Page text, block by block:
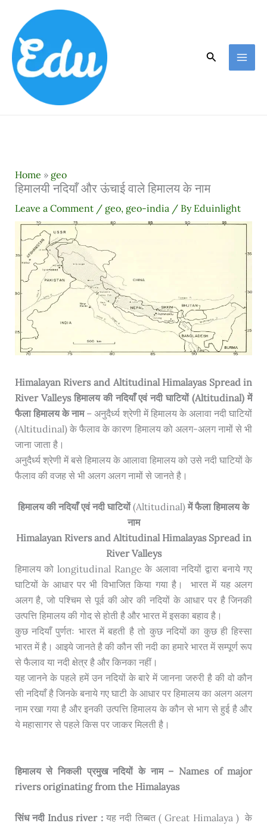
content
Search
Home » geo
हिमालयी नदियाँ और ऊंचाई वाले हिमालय के नाम
Leave a Comment / geo, geo-india/ By Eduinlight
Himalayan Rivers and Altitudinal Himalayas Spread in
River Valleys हिमालय की नदियाँ एवं नदी घाटियों (Altitudinal) में
फैला हिमालय के नाम– अनुदैर्ध्य श्रेणी में हिमालय के अलावा नदी घाटियों
(Altitudinal) के फैलाव के कारण हिमालय को अलग-अलग नामों से भी
जाना जाता है।
अनुदैर्ध्य श्रेणी में बसे हिमालय के आलावा हिमालय को उसे नदी घाटियों के
फैलाव की वजह से भी अलग अलग नामों से जानते है।
हिमालय की नदियाँ एवं नदी घाटियों(Altitudinal) में फैला हिमालय के
नाम
Himalayan Rivers and Altitudinal Himalayas Spread in
River Valleys
हिमालय को longitudinal Range के अलावा नदियों द्वारा बनाये गए
घाटियों के आधार पर भी विभाजित किया गया है। भारत में यह अलग
अलग है, जो पश्चिम से पूर्व की ओर की नदियों के आधार पर है जिनकी
उत्पत्ति हिमालय की गोद से होती है और भारत में इसका बहाव है।
कुछ नदियाँ पुर्णतः भारत में बहती है तो कुछ नदियों का कुछ ही हिस्सा
भारत में है। आइये जानते है की कौन सी नदी का हमारे भारत में सम्पूर्ण रूप
से फैलाव या नदी क्षेत्र है और किनका नहीं।
यह जानने के पहले हमें उन नदियों के बारे में जानना जरुरी है की वो कौन
सी नदियाँ है जिनके बनाये गए घाटी के आधार पर हिमालय का अलग अलग
नाम रखा गया है और इनकी उत्पत्ति हिमालय के कौन से भाग से हुई है और
ये महासागर से पहले किस पर जाकर मिलती है।
हिमालय से निकली प्रमुख नदियों के नाम – Names of major
rivers originating from the Himalayas
सिंध नदी Indus river :यह नदी तिब्बत ( Great Himalaya ) के